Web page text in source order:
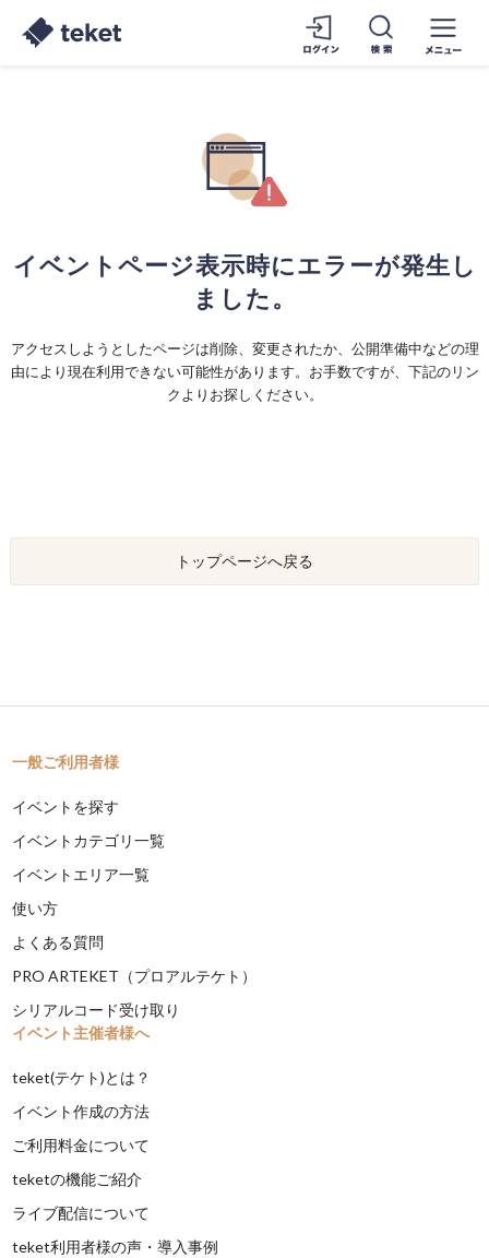
イベントページ表示時にエラーが発生し
ました。
アクセスしようとしたページは削除、変更されたか、公開準備中などの理
由により現在利用できない可能性があります。お手数ですが、下記のリン
クよりお探しください。
トップページへ戻る
一般ご利用者様
イベントを探す
イベントカテゴリ一覧
イベントエリア一覧
使い方
よくある質問
PRO ARTEKET（プロアルテケト）
シリアルコード受け取り
イベント主催者様へ
teket(テケト)とは？
イベント作成の方法
ご利用料金について
teketの機能ご紹介
ライブ配信について
teket利用者様の声・導入事例